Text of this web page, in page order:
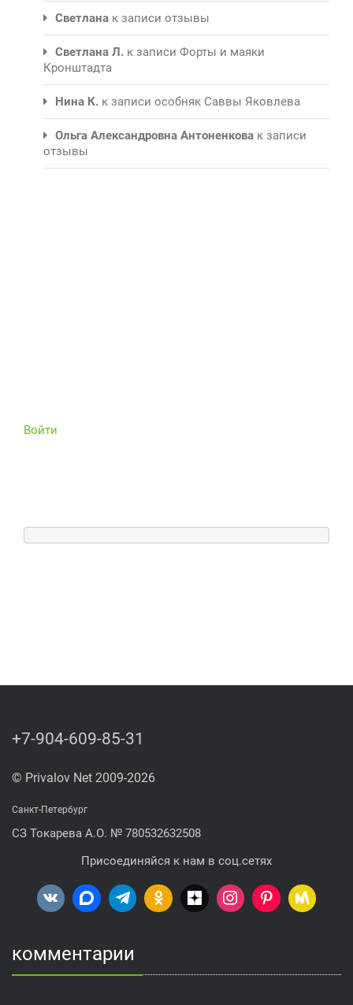
Светлана к записи отзывы
Светлана Л. к записи Форты и маяки
Кронштадта
Нина К. к записи особняк Саввы Яковлева
Ольга Александровна Антоненкова к записи
отзывы
Войти
+7-904-609-85-31
© Privalov Net 2009-2026
Санкт-Петербург
СЗ Токарева А.О. № 780532632508
Присоединяйся к нам в соц.сетях
комментарии